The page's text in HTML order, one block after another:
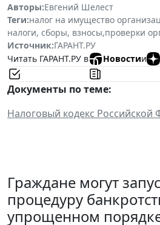
Авторы:Евгений Шелест
Теги:налог на имущество
налоги, сборы, взносы,проверки
Источник:ГАРАНТ.РУ
Читать ГАРАНТ.РУ в
Новостии
Документы по теме:
Налоговый кодекс Российской
Граждане могут
процедуру
упрощенном